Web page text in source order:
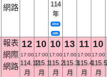
網路
114
年
xlsx
ods
報表
網際
網路
12
17:00
114.12
月
10
17:00
115.1
月
10
17:00
115.2
月
13
17:00
115.3
月
11
17:00
115.4
月
10
17:00
115.5
月